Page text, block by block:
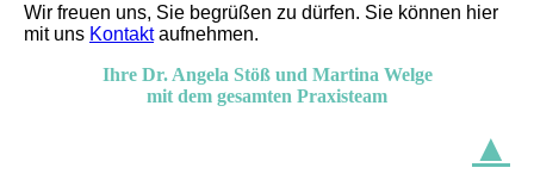
Wir freuen uns, Sie begrüßen zu dürfen. Sie können hier
mit uns Kontaktaufnehmen.
Ihre Dr. Angela Stöß und Martina Welge
mit dem gesamten Praxisteam
▲